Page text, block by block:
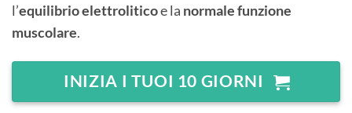
l’equilibrio elettroliticoe la normale funzione
muscolare.
INIZIA I TUOI 10 GIORNI